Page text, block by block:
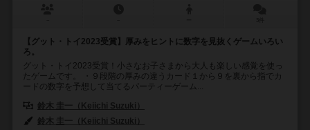
【グット・トイ2023受賞】厚みをヒントに数字を見抜くゲームいろい
ろ。
グット・トイ2023受賞！小さなお子さまから大人も楽しい感覚を使っ
たゲームです。 ・９段階の厚みの違うカード１から９を裏から指でカ
ードの数字を予想して当てるパーティーゲーム...
鈴木 圭一（Keiichi Suzuki）
鈴木 圭一（Keiichi Suzuki）